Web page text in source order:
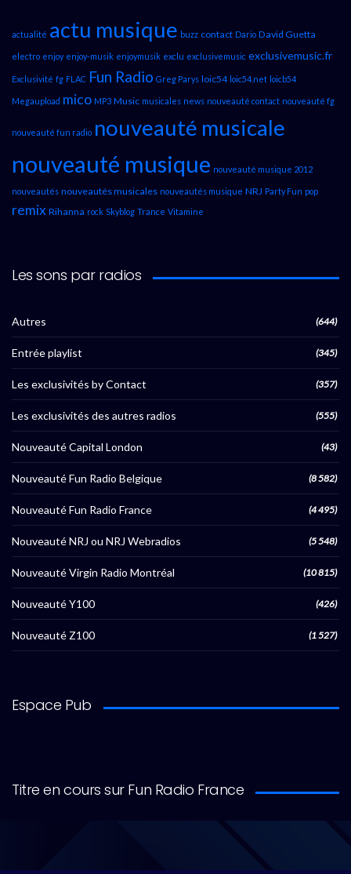
actualité actu musique buzz contact Dario David Guetta
electro enjoy enjoy-musik enjoymusik exclu exclusivemusic exclusivemusic.fr
Exclusivité fg FLAC Fun Radio Greg Parys loic54 loic54.net loicb54
Megaupload mico MP3 Music musicales news nouveauté contact nouveauté fg
nouveauté fun radio nouveauté musicale
nouveauté musique nouveauté musique 2012
nouveautés nouveautés musicales nouveautés musique NRJ Party Fun pop
remix Rihanna rock Skyblog Trance Vitamine
Les sons par radios
Autres (644)
Entrée playlist (345)
Les exclusivités by Contact (357)
Les exclusivités des autres radios (555)
Nouveauté Capital London (43)
Nouveauté Fun Radio Belgique (8 582)
Nouveauté Fun Radio France (4 495)
Nouveauté NRJ ou NRJ Webradios (5 548)
Nouveauté Virgin Radio Montréal (10 815)
Nouveauté Y100 (426)
Nouveauté Z100 (1 527)
Espace Pub
Titre en cours sur Fun Radio France